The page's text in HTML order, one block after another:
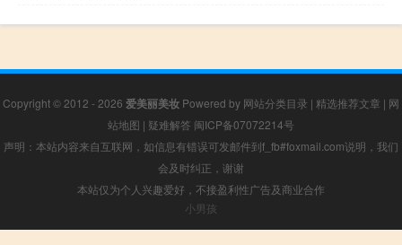
Copyright © 2012 - 2026 爱美丽美妆 Powered by 网站分类目录 | 精选推荐文章 | 网
站地图 | 疑难解答 闽ICP备07072214号
声明：本站内容来自互联网，如信息有错误可发邮件到f_fb#foxmail.com说明，我们
会及时纠正，谢谢
本站仅为个人兴趣爱好，不接盈利性广告及商业合作
小男孩